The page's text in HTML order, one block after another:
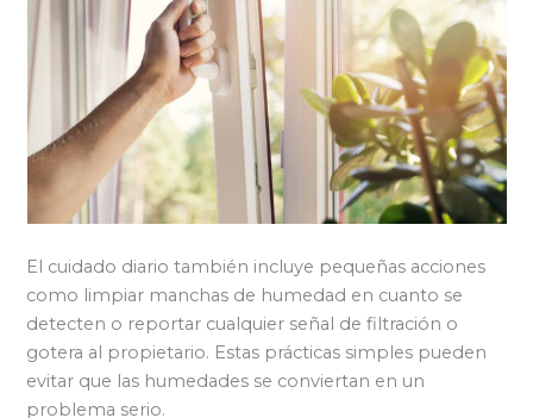
El cuidado diario también incluye pequeñas acciones
como limpiar manchas de humedad en cuanto se
detecten o reportar cualquier señal de filtración o
gotera al propietario. Estas prácticas simples pueden
evitar que las humedades se conviertan en un
problema serio.